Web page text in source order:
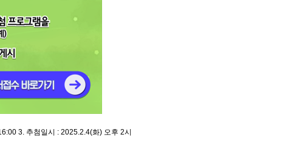
3. 추첨일시 : 2025.2.4(화) 오후 2시